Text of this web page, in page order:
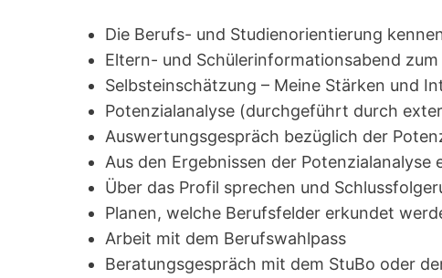
Die Berufs- und Studienorientierung
Eltern- und Schülerinformationsabend
Selbsteinschätzung – Meine Stärken und
Potenzialanalyse (durchgeführt durch
Auswertungsgespräch bezüglich der
Aus den Ergebnissen der Potenzialanalyse
Über das Profil sprechen und
Planen, welche Berufsfelder erkundet
Arbeit mit dem Berufswahlpass
Beratungsgespräch mit dem StuBo oder